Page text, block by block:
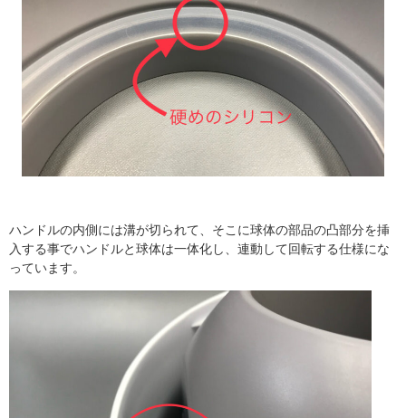
ハンドルの内側には溝が切られて、そこに球体の部品の凸部分を挿
入する事でハンドルと球体は一体化し、連動して回転する仕様にな
っています。